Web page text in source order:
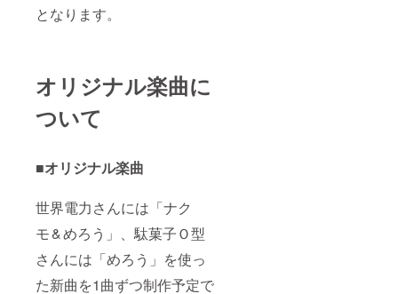
となります。
オリジナル楽曲に
ついて
■オリジナル楽曲
世界電力さんには「ナク
モ & めろう」、駄菓子Ｏ型
さんには「めろう」を使っ
た新曲を1曲ずつ制作予定で